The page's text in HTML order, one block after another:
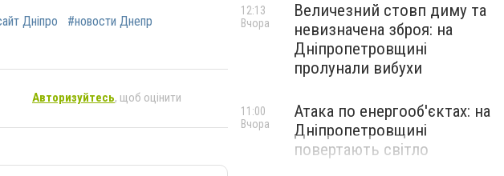
Дніпро
#новости Днепр
Авторизуйтесь, щоб оцінити
Величезний стовп диму та
невизначена зброя: на
Дніпропетровщині
пролунали вибухи
12:13
Вчора
Атака по енергооб'єктах: на
Дніпропетровщині
повертають світло
11:00
Вчора